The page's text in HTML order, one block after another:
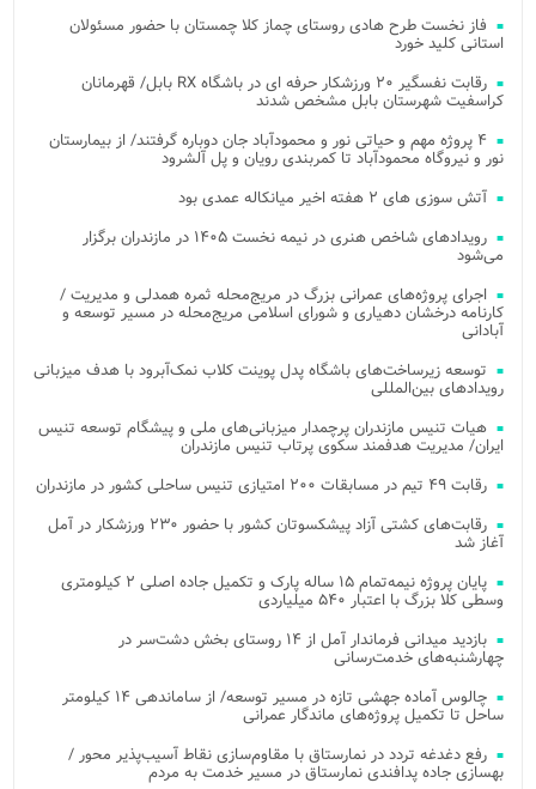
فاز نخست طرح هادی روستای چماز کلا چمستان با حضور مسئولان
استانی کلید خورد
رقابت نفسگیر ۲۰ ورزشکار حرفه ای در باشگاه RX بابل/ قهرمانان
کراسفیت شهرستان بابل مشخص شدند
۴ پروژه مهم و حیاتی نور و محمودآباد جان دوباره گرفتند/ از بیمارستان
نور و نیروگاه محمودآباد تا کمربندی رویان و پل آلشرود
آتش‌ سوزی‌ های ۲ هفته اخیر میانکاله عمدی بود
رویدادهای شاخص هنری در نیمه نخست ۱۴۰۵ در مازندران برگزار
می‌شود
اجرای پروژه‌های عمرانی بزرگ در مریج‌محله ثمره همدلی و مدیریت /
کارنامه درخشان دهیاری و شورای اسلامی مریج‌محله در مسیر توسعه و
آبادانی
توسعه زیرساخت‌های باشگاه پدل پوینت کلاب نمک‌آبرود با هدف میزبانی
رویدادهای بین‌المللی
هیات تنیس مازندران پرچمدار میزبانی‌های ملی و پیشگام توسعه تنیس
ایران/ مدیریت هدفمند سکوی پرتاب تنیس مازندران
رقابت ۴۹ تیم در مسابقات ۲۰۰ امتیازی تنیس ساحلی کشور در مازندران
رقابت‌های کشتی آزاد پیشکسوتان کشور با حضور ۲۳۰ ورزشکار در آمل
آغاز شد
پایان پروژه نیمه‌تمام ۱۵ ساله پارک و تکمیل جاده اصلی ۲ کیلومتری
وسطی کلا بزرگ با اعتبار ۵۴۰ میلیاردی
بازدید میدانی فرماندار آمل از ۱۴ روستای بخش دشت‌سر در
چهارشنبه‌های خدمت‌رسانی
چالوس آماده جهشی تازه در مسیر توسعه/ از ساماندهی ۱۴ کیلومتر
ساحل تا تکمیل پروژه‌های ماندگار عمرانی
رفع دغدغه تردد در نمارستاق با مقاوم‌سازی نقاط آسیب‌پذیر محور /
بهسازی جاده پدافندی نمارستاق در مسیر خدمت به مردم